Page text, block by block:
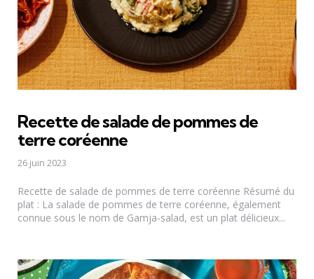
Recette de salade de pommes de
terre coréenne
26 juin 2023
Recette de salade de pommes de terre coréenne Résumé du
plat : La salade de pommes de terre coréenne, également
connue sous le nom de Gamja-salad, est un plat délicieux...